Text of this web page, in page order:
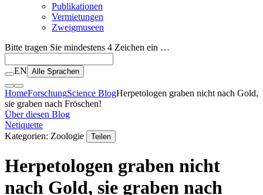
Publikationen
Vermietungen
Zweigmuseen
Bitte tragen Sie mindestens 4 Zeichen ein …
EN Alle Sprachen
HomeForschungScience BlogHerpetologen graben nicht nach Gold,
sie graben nach Fröschen!
Über diesen Blog
Netiquette
Kategorien: Zoologie
Teilen
Herpetologen graben nicht
nach Gold, sie graben nach